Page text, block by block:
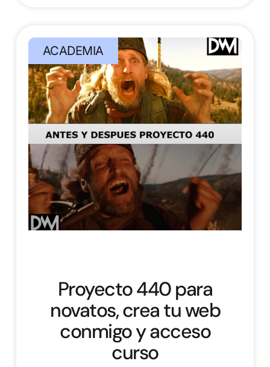
ACADEMIA
Proyecto 440 para
novatos, crea tu web
conmigo y acceso
curso